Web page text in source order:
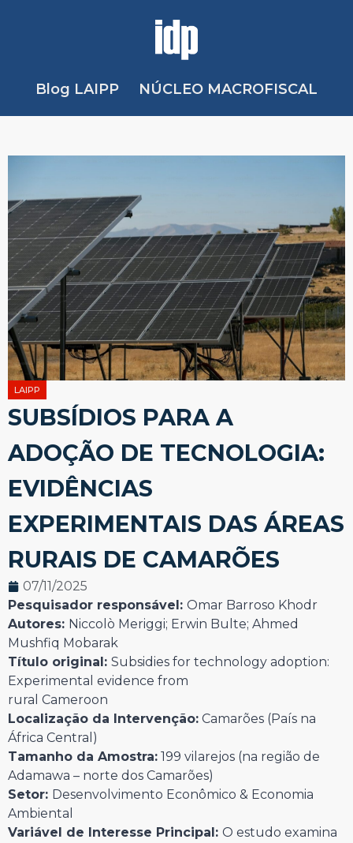
Blog LAIPP NÚCLEO MACROFISCAL
LAIPP
SUBSÍDIOS PARA A
ADOÇÃO DE TECNOLOGIA:
EVIDÊNCIAS
EXPERIMENTAIS DAS ÁREAS
RURAIS DE CAMARÕES
07/11/2025
Pesquisador responsável: Omar Barroso Khodr
Autores: Niccolò Meriggi; Erwin Bulte; Ahmed
Mushfiq Mobarak
Título original: Subsidies for technology adoption:
Experimental evidence from
rural Cameroon
Localização da Intervenção: Camarões (País na
África Central)
Tamanho da Amostra: 199 vilarejos (na região de
Adamawa – norte dos Camarões)
Setor: Desenvolvimento Econômico & Economia
Ambiental
Variável de Interesse Principal: O estudo examina